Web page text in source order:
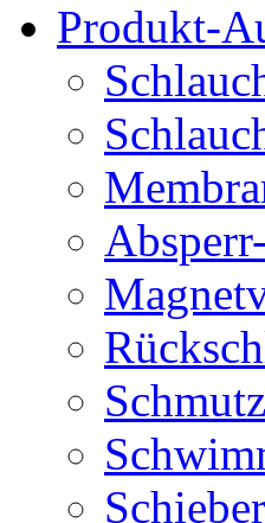
Produkt-
Schieber